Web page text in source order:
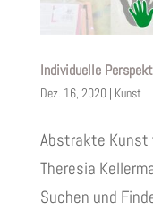
Individuelle
Dez. 16, 2020| Kunst
Abstrakte Kunst
Theresia
Suchen und